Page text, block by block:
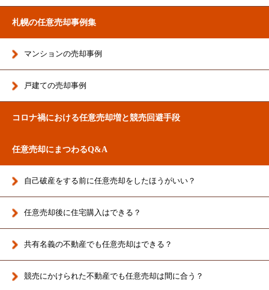
札幌の任意売却事例集
マンションの売却事例
戸建ての売却事例
コロナ禍における任意売却増と競売回避手段
任意売却にまつわるQ&A
自己破産をする前に任意売却をしたほうがいい？
任意売却後に住宅購入はできる？
共有名義の不動産でも任意売却はできる？
競売にかけられた不動産でも任意売却は間に合う？